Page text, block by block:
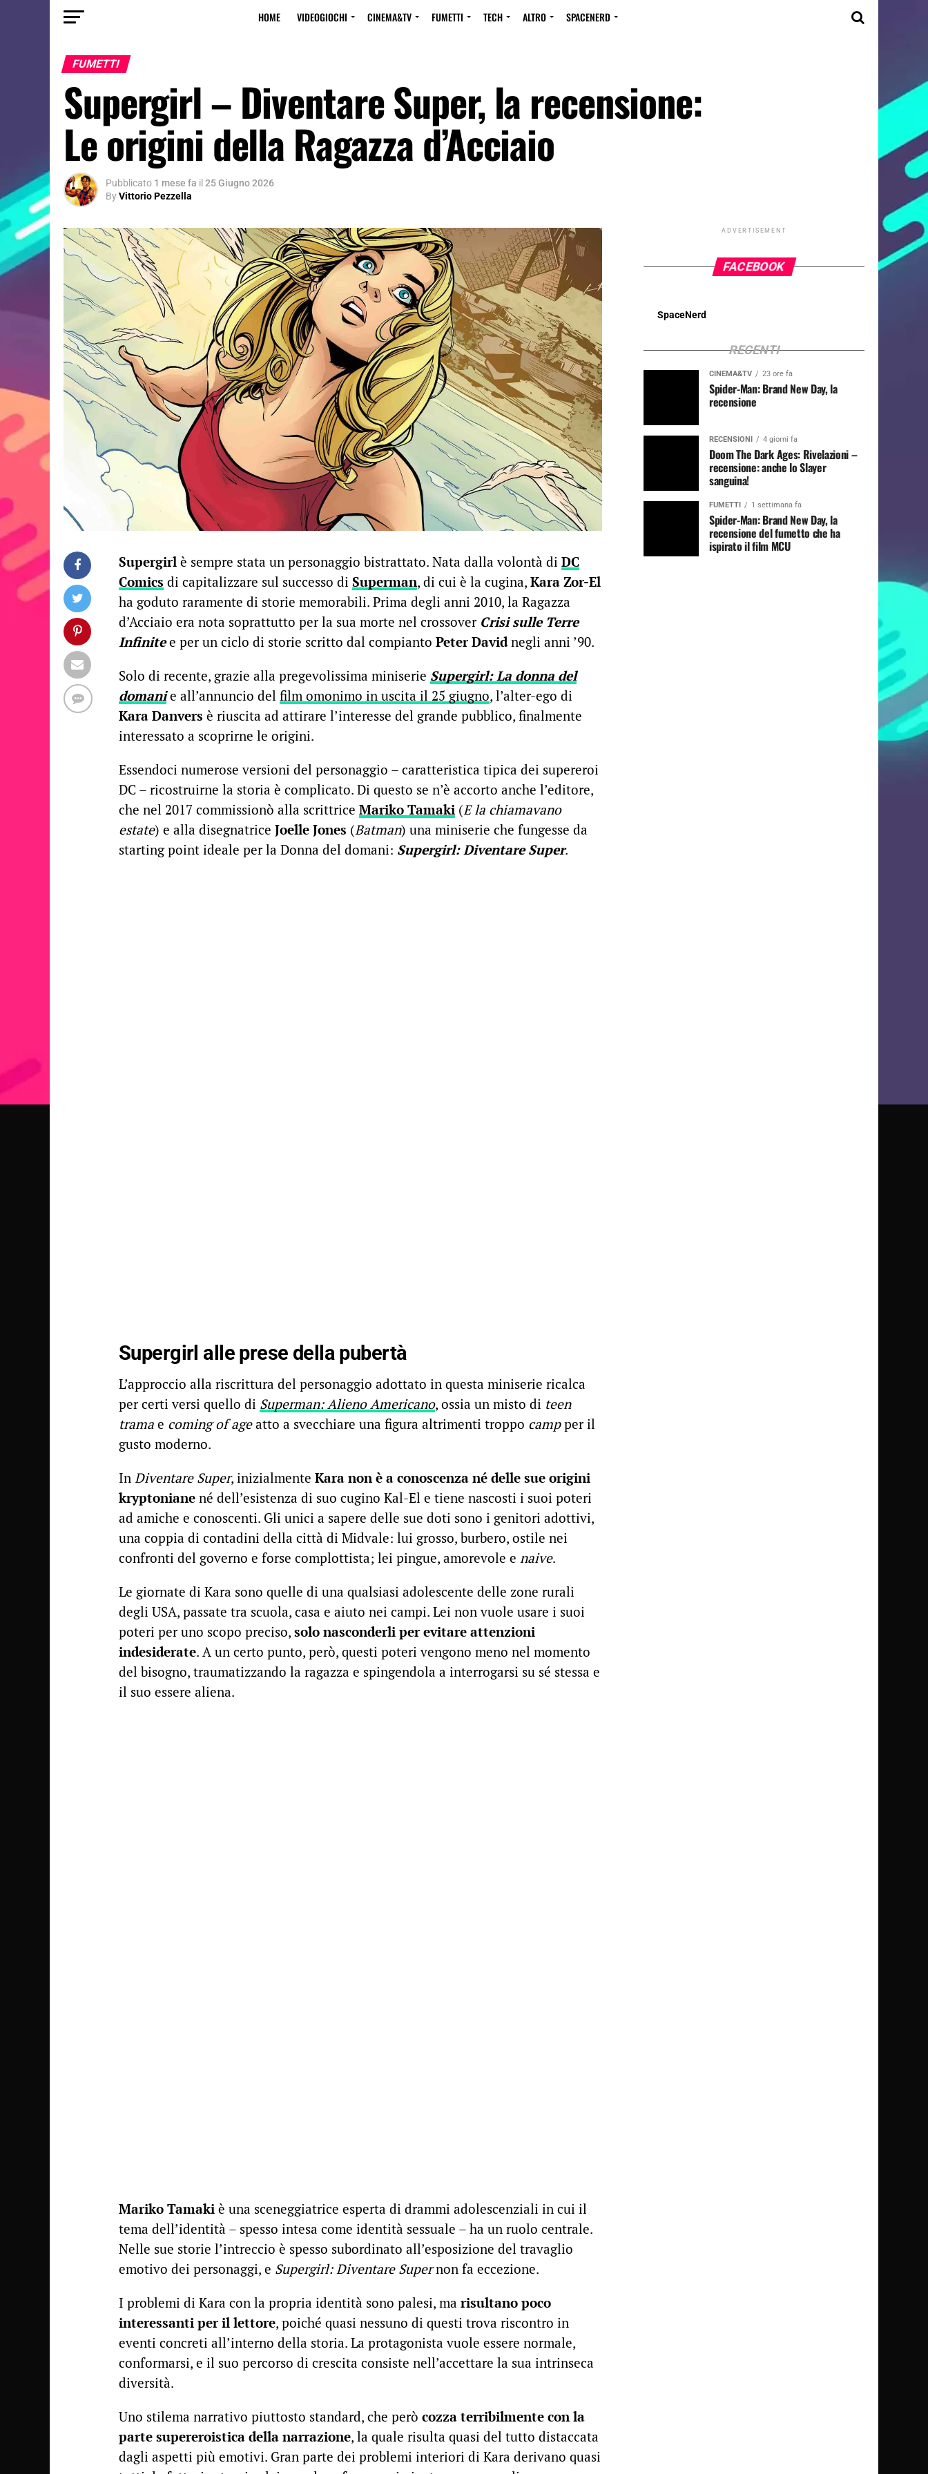
HOME VIDEOGIOCHI CINEMA&TV FUMETTI TECH ALTRO SPACENERD
FUMETTI
Supergirl – Diventare Super, la recensione:
Le origini della Ragazza d’Acciaio
Pubblicato 1 mese fa il 25 Giugno 2026
ByVittorio Pezzella
Supergirl è sempre stata un personaggio bistrattato. Nata dalla volontà di DC
Comics di capitalizzare sul successo di Superman, di cui è la cugina, Kara Zor-El
ha goduto raramente di storie memorabili. Prima degli anni 2010, la Ragazza
d’Acciaio era nota soprattutto per la sua morte nel crossover Crisi sulle Terre
Infinitee per un ciclo di storie scritto dal compianto Peter Davidnegli anni ’90.
Solo di recente, grazie alla pregevolissima miniserie Supergirl: La donna del
domanie all’annuncio del film omonimo in uscita il 25 giugno, l’alter-ego di
Kara Danvers è riuscita ad attirare l’interesse del grande pubblico, finalmente
interessato a scoprirne le origini.
Essendoci numerose versioni del personaggio – caratteristica tipica dei supereroi
DC – ricostruirne la storia è complicato. Di questo se n’è accorto anche l’editore,
che nel 2017 commissionò alla scrittrice Mariko Tamaki (E la chiamavano
estate) e alla disegnatrice Joelle Jones (Batman) una miniserie che fungesse da
starting point ideale per la Donna del domani: Supergirl: Diventare Super.
Supergirl alle prese della pubertà
L’approccio alla riscrittura del personaggio adottato in questa miniserie ricalca
per certi versi quello di Superman: Alieno Americano, ossia un misto di teen
trama e coming of ageatto a svecchiare una figura altrimenti troppo campper il
gusto moderno.
In Diventare Super, inizialmente Kara non è a conoscenza né delle sue origini
kryptoniane né dell’esistenza di suo cugino Kal-El e tiene nascosti i suoi poteri
ad amiche e conoscenti. Gli unici a sapere delle sue doti sono i genitori adottivi,
una coppia di contadini della città di Midvale: lui grosso, burbero, ostile nei
confronti del governo e forse complottista; lei pingue, amorevole e naive.
Le giornate di Kara sono quelle di una qualsiasi adolescente delle zone rurali
degli USA, passate tra scuola, casa e aiuto nei campi. Lei non vuole usare i suoi
poteri per uno scopo preciso, solo nasconderli per evitare attenzioni
indesiderate. A un certo punto, però, questi poteri vengono meno nel momento
del bisogno, traumatizzando la ragazza e spingendola a interrogarsi su sé stessa e
il suo essere aliena.
Mariko Tamaki è una sceneggiatrice esperta di drammi adolescenziali in cui il
tema dell’identità – spesso intesa come identità sessuale – ha un ruolo centrale.
Nelle sue storie l’intreccio è spesso subordinato all’esposizione del travaglio
emotivo dei personaggi, e Supergirl: Diventare Supernon fa eccezione.
I problemi di Kara con la propria identità sono palesi, ma risultano poco
interessanti per il lettore, poiché quasi nessuno di questi trova riscontro in
eventi concreti all’interno della storia. La protagonista vuole essere normale,
conformarsi, e il suo percorso di crescita consiste nell’accettare la sua intrinseca
diversità.
Uno stilema narrativo piuttosto standard, che però cozza terribilmente con la
parte supereroistica della narrazione, la quale risulta quasi del tutto distaccata
dagli aspetti più emotivi. Gran parte dei problemi interiori di Kara derivano quasi
ADVERTISEMENT
FACEBOOK
SpaceNerd
RECENTI
CINEMA&TV 23 ore fa
Spider-Man: Brand New Day, la
recensione
RECENSIONI 4 giorni fa
Doom The Dark Ages: Rivelazioni –
recensione: anche lo Slayer
sanguina!
FUMETTI 1 settimana fa
Spider-Man: Brand New Day, la
recensione del fumetto che ha
ispirato il film MCU